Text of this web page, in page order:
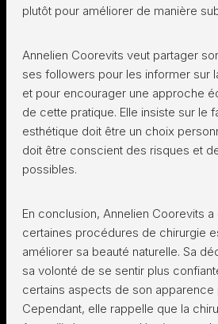
plutôt pour améliorer de manière
Annelien Coorevits veut partager
ses followers pour les informer sur
et pour encourager une approche
de cette pratique. Elle insiste sur le
esthétique doit être un choix
doit être conscient des risques et
possibles.
En conclusion, Annelien Coorevits
certaines procédures de chirurgie
améliorer sa beauté naturelle. Sa
sa volonté de se sentir plus
certains aspects de son apparence
Cependant, elle rappelle que la